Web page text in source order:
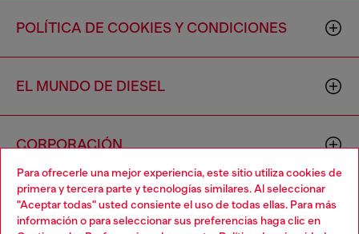
Para ofrecerle una mejor experiencia, este sitio utiliza cookies de
primera y tercera parte y tecnologías similares. Al seleccionar
"Aceptar todas" usted consiente el uso de todas ellas. Para más
información o para seleccionar sus preferencias haga clic en
POLÍTICA DE COOKIES Y CONDICIONES
EL MUNDO DE DIESEL
CORPORACIÓN